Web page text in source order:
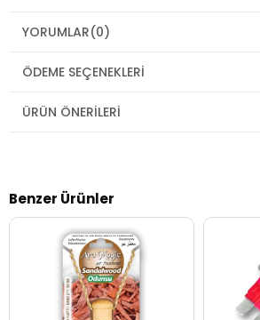
YORUMLAR(0)
ÖDEME SEÇENEKLERI
ÜRÜN ÖNERILERI
Benzer Ürünler